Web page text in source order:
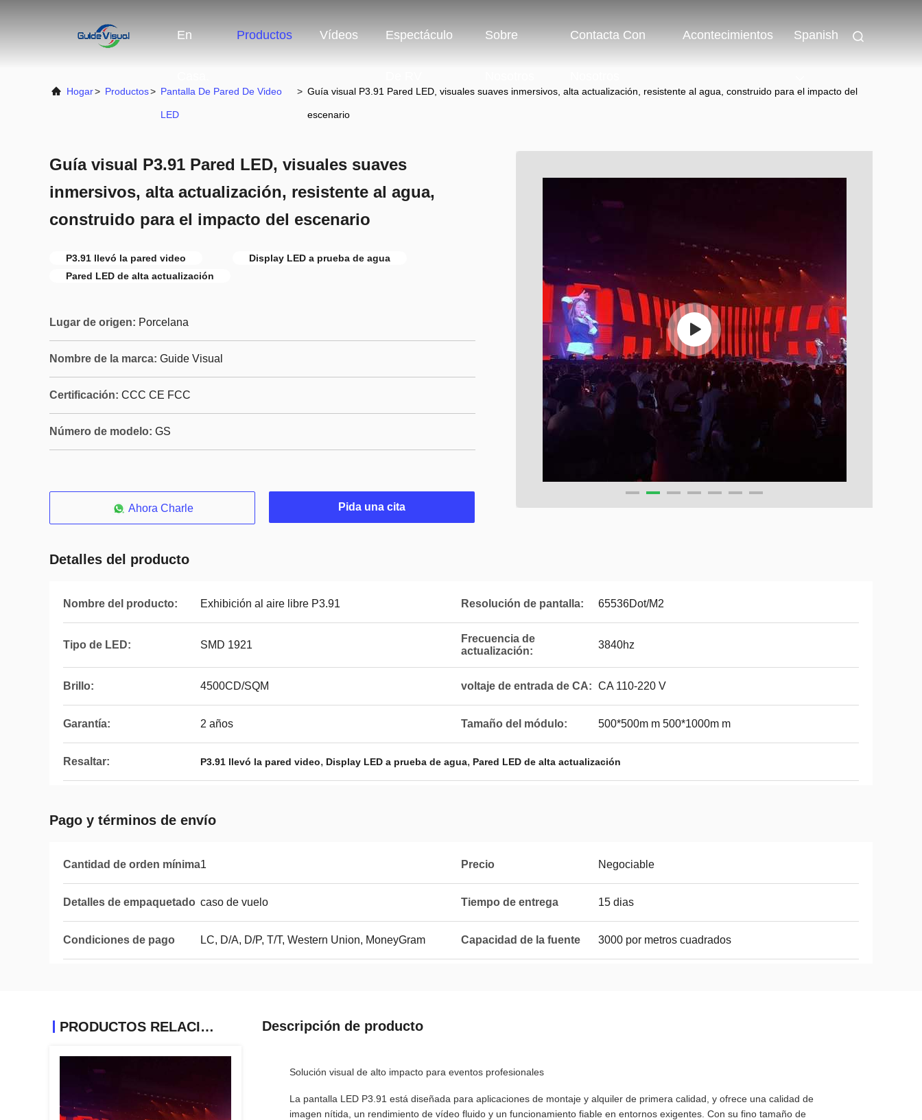
En Productos Vídeos Espectáculo Sobre Contacta Con Acontecimientos Spanish
Hogar> Productos> Pantalla De Pared De Video
LED
> Guía visual P3.91 Pared LED, visuales suaves inmersivos, alta actualización, resistente al agua, construido para el impacto del
escenario
Guía visual P3.91 Pared LED, visuales suaves
inmersivos, alta actualización, resistente al agua,
construido para el impacto del escenario
P3.91 llevó la pared video
Display LED a prueba de agua
Pared LED de alta actualización
Lugar de origen: Porcelana
Nombre de la marca: Guide Visual
Certificación: CCC CE FCC
Número de modelo: GS
Ahora Charle Pida una cita
Detalles del producto
Nombre del producto: Exhibición al aire libre P3.91 Resolución de pantalla: 65536Dot/M2
Tipo de LED: SMD 1921
Frecuencia de
actualización:
3840hz
Brillo: 4500CD/SQM voltaje de entrada de CA: CA 110-220 V
Garantía: 2 años Tamaño del módulo: 500*500m m 500*1000m m
Resaltar: P3.91 llevó la pared video, Display LED a prueba de agua, Pared LED de alta actualización
Pago y términos de envío
Cantidad de orden mínima1 Precio Negociable
Detalles de empaquetado caso de vuelo Tiempo de entrega 15 dias
Condiciones de pago LC, D/A, D/P, T/T, Western Union, MoneyGram Capacidad de la fuente 3000 por metros cuadrados
PRODUCTOS RELACIONADOS Descripción de producto
Solución visual de alto impacto para eventos profesionales
La pantalla LED P3.91 está diseñada para aplicaciones de montaje y alquiler de primera calidad, y ofrece una calidad de
imagen nítida, un rendimiento de vídeo fluido y un funcionamiento fiable en entornos exigentes. Con su fino tamaño de